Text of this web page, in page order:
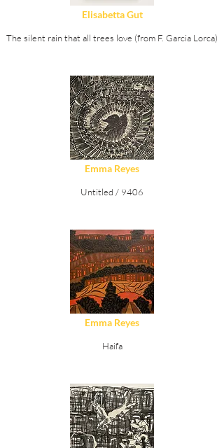
Elisabetta Gut
The silent rain that all trees love (from F. Garcia Lorca)
Ver Detalles
Emma Reyes
Untitled / 9406
Ver Detalles
Emma Reyes
Haifa
Ver Detalles